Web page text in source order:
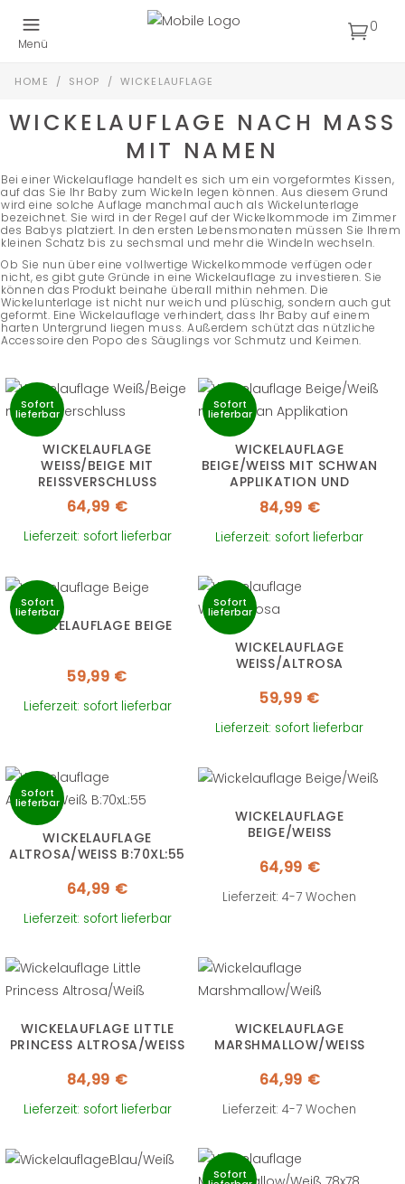
Menü
0
HOME / SHOP /WICKELAUFLAGE
WICKELAUFLAGE NACH MASS M
IT NAMEN
Bei einer Wickelauflage handelt es sich um ein vorgeformtes Kissen,
auf das Sie Ihr Baby zum Wickeln legen können. Aus diesem Grund
wird eine solche Auflage manchmal auch als Wickelunterlage
bezeichnet. Sie wird in der Regel auf der Wickelkommode im Zimmer
des Babys platziert. In den ersten Lebensmonaten müssen Sie Ihrem
kleinen Schatz bis zu sechsmal und mehr die Windeln wechseln.
Ob Sie nun über eine vollwertige Wickelkommode verfügen oder
nicht, es gibt gute Gründe in eine Wickelauflage zu investieren. Sie
können das Produkt beinahe überall mithin nehmen. Die
Wickelunterlage ist nicht nur weich und plüschig, sondern auch gut
geformt. Eine Wickelauflage verhindert, dass Ihr Baby auf einem
harten Untergrund liegen muss. Außerdem schützt das nützliche
Accessoire den Popo des Säuglings vor Schmutz und Keimen.
WICKELAUFLAGE
WEISS/BEIGE MIT R
EISSVERSCHLUSS
64,99 €
Sofort
lieferbar
Lieferzeit: sofort lieferbar
WICKELAUFLAGE
BEIGE/WEISS MIT SCHWAN A
PPLIKATION UND R
EISSVERSCHLUSS
84,99 €
Sofort
lieferbar
Lieferzeit: sofort lieferbar
WICKELAUFLAGE BEIGE
59,99 €
Sofort
lieferbar
Lieferzeit: sofort lieferbar
WICKELAUFLAGE
WEISS/ALTROSA
59,99 €
Sofort
lieferbar
Lieferzeit: sofort lieferbar
WICKELAUFLAGE
ALTROSA/WEISS B:70XL:55
64,99 €
Sofort
lieferbar
Lieferzeit: sofort lieferbar
WICKELAUFLAGE
BEIGE/WEISS
64,99 €
Lieferzeit: 4-7 Wochen
WICKELAUFLAGE LITTLE
PRINCESS ALTROSA/WEISS
84,99 €
Lieferzeit: sofort lieferbar
WICKELAUFLAGE
MARSHMALLOW/WEISS
64,99 €
Lieferzeit: 4-7 Wochen
Sofort